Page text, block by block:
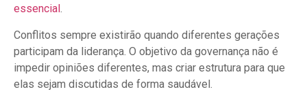
essencial .
Conflitos sempre existirão quando diferentes gerações
participam da liderança. O objetivo da governança não é
impedir opiniões diferentes, mas criar estrutura para que
elas sejam discutidas de forma saudável.